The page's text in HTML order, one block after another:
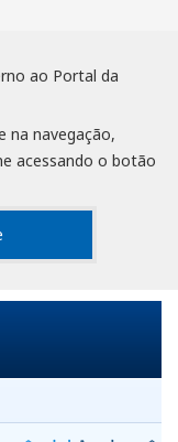
ao Portal da
na navegação,
acessando o botão